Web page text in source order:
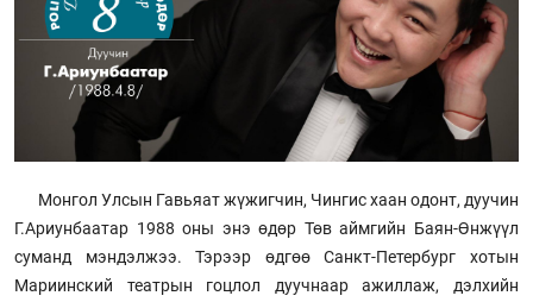
Монгол Улсын Гавьяат жүжигчин, Чингис хаан одонт, дуучин
Г.Ариунбаатар 1988 оны энэ өдөр Төв аймгийн Баян-Өнжүүл
суманд мэндэлжээ. Тэрээр өдгөө Санкт-Петербург хотын
Мариинский театрын гоцлол дуучнаар ажиллаж, дэлхийн